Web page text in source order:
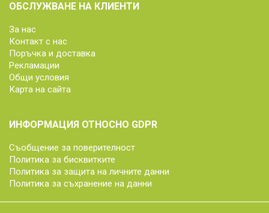
ОБСЛУЖВАНЕ НА КЛИЕНТИ
За нас
Контакт с нас
Поръчка и доставка
Рекламации
Общи условия
Карта на сайта
ИНФОРМАЦИЯ ОТНОСНО GDPR
Съобщение за поверителност
Политика за бисквитките
Политика за защита на личните данни
Политика за съхранение на данни